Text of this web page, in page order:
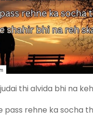
thi alvida bhi na
pass rehne ka socha